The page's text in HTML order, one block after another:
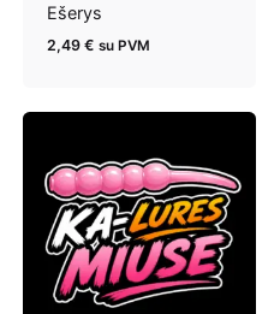
Ešerys
2,49 € su PVM